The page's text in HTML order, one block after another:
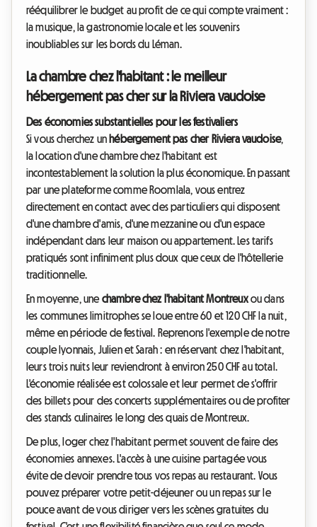
rééquilibrer le budget au profit de ce qui compte vraiment :
la musique, la gastronomie locale et les souvenirs
inoubliables sur les bords du Léman.
La chambre chez l'habitant : le meilleur
hébergement pas cher sur la Riviera vaudoise
Des économies substantielles pour les festivaliers
Si vous cherchez un hébergement pas cher Riviera vaudoise,
la location d'une chambre chez l'habitant est
incontestablement la solution la plus économique. En passant
par une plateforme comme Roomlala, vous entrez
directement en contact avec des particuliers qui disposent
d'une chambre d'amis, d'une mezzanine ou d'un espace
indépendant dans leur maison ou appartement. Les tarifs
pratiqués sont infiniment plus doux que ceux de l'hôtellerie
traditionnelle.
En moyenne, unechambre chez l'habitant Montreuxou dans
les communes limitrophes se loue entre 60 et 120 CHF la nuit,
même en période de festival. Reprenons l'exemple de notre
couple lyonnais, Julien et Sarah : en réservant chez l'habitant,
leurs trois nuits leur reviendront à environ 250 CHF au total.
L'économie réalisée est colossale et leur permet de s'offrir
des billets pour des concerts supplémentaires ou de profiter
des stands culinaires le long des quais de Montreux.
De plus, loger chez l'habitant permet souvent de faire des
économies annexes. L'accès à une cuisine partagée vous
évite de devoir prendre tous vos repas au restaurant. Vous
pouvez préparer votre petit-déjeuner ou un repas sur le
pouce avant de vous diriger vers les scènes gratuites du